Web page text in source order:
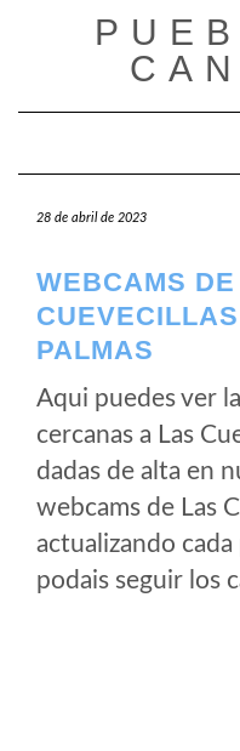
28 de abril de 2023
WEBCAMS
PALMAS
Aqui puedes ver
cercanas a Las
dadas de alta en
webcams de Las
actualizando
podais seguir los